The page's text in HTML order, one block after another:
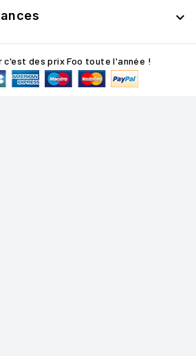

des prix Foo toute l'année !